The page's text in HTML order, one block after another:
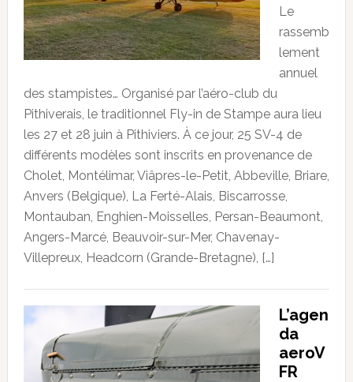
Le
rassemb
lement
annuel
des stampistes… Organisé par l’aéro-club du
Pithiverais, le traditionnel Fly-in de Stampe aura lieu
les 27 et 28 juin à Pithiviers. À ce jour, 25 SV-4 de
différents modèles sont inscrits en provenance de
Cholet, Montélimar, Viâpres-le-Petit, Abbeville, Briare,
Anvers (Belgique), La Ferté-Alais, Biscarrosse,
Montauban, Enghien-Moisselles, Persan-Beaumont,
Angers-Marcé, Beauvoir-sur-Mer, Chavenay-
Villepreux, Headcorn (Grande-Bretagne), […]
L’agen
da
aeroV
FR